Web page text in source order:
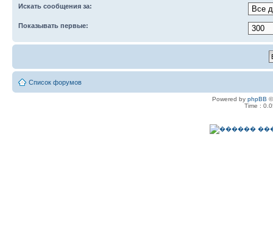
Искать сообщения за:
Показывать первые:
Список форумов
Powered by phpBB
Time :